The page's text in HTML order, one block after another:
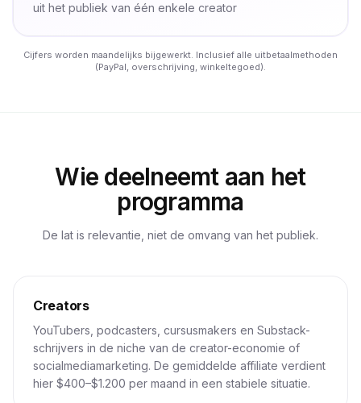
uit het publiek van één enkele creator
Cijfers worden maandelijks bijgewerkt. Inclusief alle uitbetaalmethoden
(PayPal, overschrijving, winkeltegoed).
Wie deelneemt aan het
programma
De lat is relevantie, niet de omvang van het publiek.
Creators
YouTubers, podcasters, cursusmakers en Substack-
schrijvers in de niche van de creator-economie of
socialmediamarketing. De gemiddelde affiliate verdient
hier $400–$1.200 per maand in een stabiele situatie.